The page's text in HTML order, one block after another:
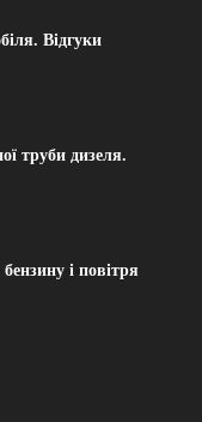
Відгуки
труби дизеля.
і повітря